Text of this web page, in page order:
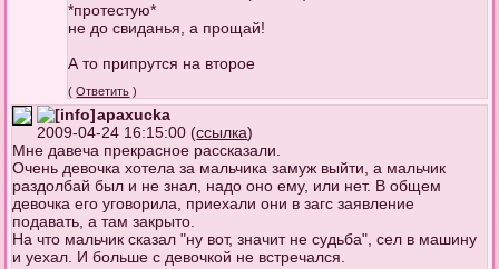
*протестую*
не до свиданья, а прощай!
А то припрутся на второе
(Ответить )
apaxucka
2009-04-24 16:15:00 (ссылка)
Мне давеча прекрасное рассказали.
Очень девочка хотела за мальчика замуж выйти, а мальчик
раздолбай был и не знал, надо оно ему, или нет. В общем
девочка его уговорила, приехали они в загс заявление
подавать, а там закрыто.
На что мальчик сказал "ну вот, значит не судьба", сел в машину
и уехал. И больше с девочкой не встречался.